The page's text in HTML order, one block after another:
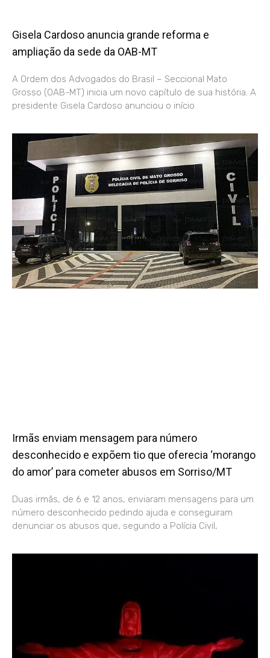
Gisela Cardoso anuncia grande reforma e
ampliação da sede da OAB-MT
A Ordem dos Advogados do Brasil – Seccional Mato
Grosso (OAB-MT) inicia um novo capítulo de sua história. A
presidente Gisela Cardoso anunciou o início
Irmãs enviam mensagem para número
desconhecido e expõem tio que oferecia ‘morango
do amor’ para cometer abusos em Sorriso/MT
Duas irmãs, de 6 e 12 anos, enviaram mensagens para um
número desconhecido pedindo ajuda e conseguiram
denunciar os abusos que, segundo a Polícia Civil,